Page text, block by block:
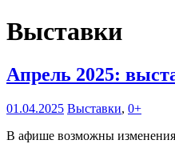
Выставки
Апрель 2025:
01.04.2025 Выставки, 0+
В афише возможны